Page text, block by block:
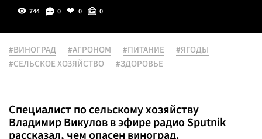
744 0 0 0
#ВИНОГРАД #АГРОНОМ #ПИТАНИЕ
#ЯГОДЫ
#СЕЛЬСКОЕ ХОЗЯЙСТВО
#ЗДОРОВЬЕ
Специалист по сельскому хозяйству
Владимир Викулов в эфире радио Sputnik
рассказал, чем опасен виноград.